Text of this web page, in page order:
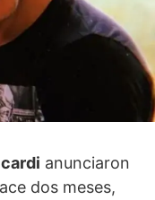
anunciaron
dos meses,